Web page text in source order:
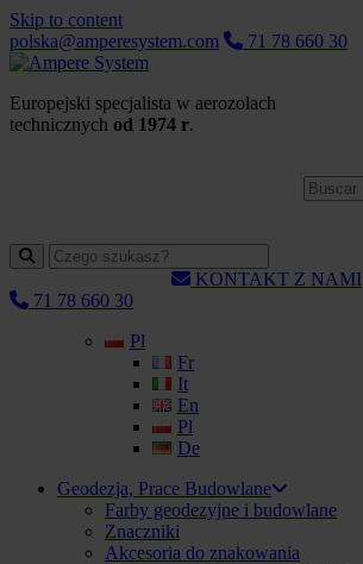
Skip to content
polska@amperesystem.com
71 78 660 30
Europejski specjalista w aerozolach
technicznych od 1974 r.
KONTAKT Z NAMI
71 78 660 30
Pl
Fr
It
En
Pl
De
Geodezja, Prace Budowlane
Farby geodezyjne i budowlane
Znaczniki
Akcesoria do znakowania